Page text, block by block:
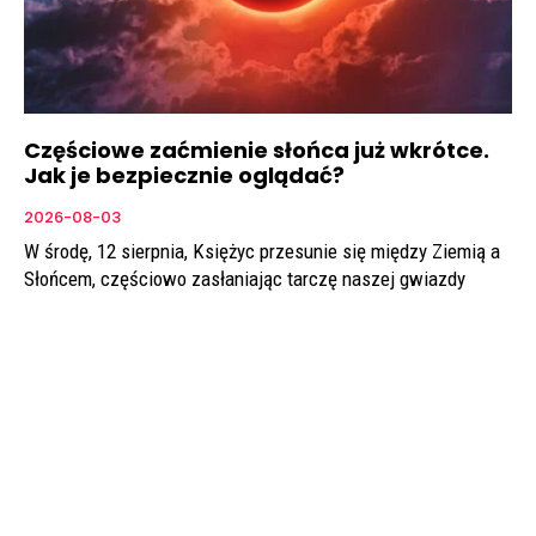
Częściowe zaćmienie słońca już wkrótce.
Jak je bezpiecznie oglądać?
2026-08-03
W środę, 12 sierpnia, Księżyc przesunie się między Ziemią a
Słońcem, częściowo zasłaniając tarczę naszej gwiazdy